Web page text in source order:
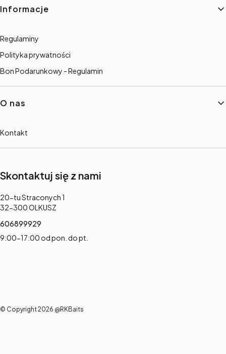
Informacje
Regulaminy
Polityka prywatności
Bon Podarunkowy - Regulamin
O nas
Kontakt
Skontaktuj się z nami
Adres:
20-tu Straconych 1
32-300 OLKUSZ
606899929
9:00-17:00 od pon. do pt.
© Copyright 2026 @RKBaits